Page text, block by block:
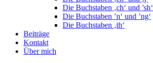
Die Buchstaben ‚ch‘ und ’sh‘
Die Buchstaben ’n‘ und ’ng‘
Die Buchstaben ‚th‘
Beiträge
Kontakt
Über mich